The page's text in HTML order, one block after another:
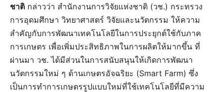
ชาติ กล่าวว่า สำนักงานการวิจัยแห่งชาติ (วช.) กระทรวง
การอุดมศึกษา วิทยาศาสตร์ วิจัยและนวัตกรรม ให้ความ
สำคัญกับการพัฒนาเทคโนโลยีในการประยุกต์ใช้กับภาค
การเกษตร เพื่อเพิ่มประสิทธิภาพในการผลิตให้มากขึ้น ที่
ผ่านมา วช. ได้มีส่วนในการสนับสนุนให้เกิดการพัฒนา
นวัตกรรมใหม่ ๆ ด้านเกษตรอัจฉริยะ (Smart Farm) ซึ่ง
เป็นการทำการเกษตรรูปแบบใหม่ที่ใช้เทคโนโลยีที่มีความ